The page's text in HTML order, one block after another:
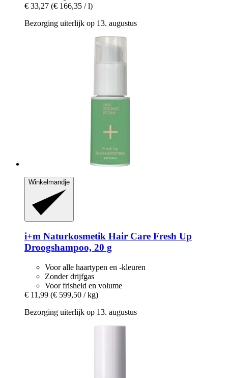
€ 33,27 (€ 166,35 / l)
Bezorging uiterlijk op 13. augustus
Winkelmandje
i+m Naturkosmetik Hair Care Fresh Up
Droogshampoo, 20 g
Voor alle haartypen en -kleuren
Zonder drijfgas
Voor frisheid en volume
€ 11,99 (€ 599,50 / kg)
Bezorging uiterlijk op 13. augustus